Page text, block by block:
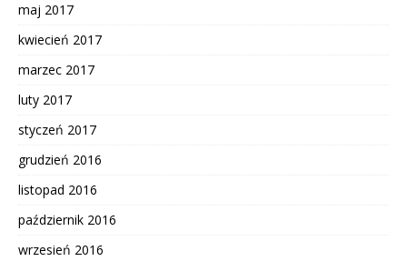
maj 2017
kwiecień 2017
marzec 2017
luty 2017
styczeń 2017
grudzień 2016
listopad 2016
październik 2016
wrzesień 2016